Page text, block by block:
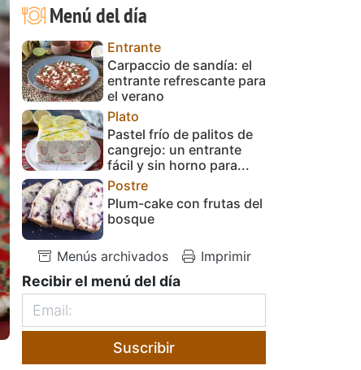
Menú del día
Entrante
Carpaccio de sandía: el
entrante refrescante para
el verano
Plato
Pastel frío de palitos de
cangrejo: un entrante
fácil y sin horno para...
Postre
Plum-cake con frutas del
bosque
Menús archivados Imprimir
Recibir el menú del día
Suscribir